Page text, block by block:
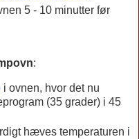
5 - 10 minutter før
:
i ovnen, hvor det nu
(35 grader) i 45
hæves temperaturen i